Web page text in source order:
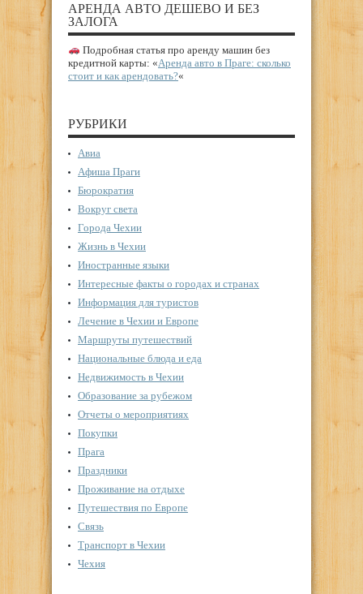
АРЕНДА АВТО ДЕШЕВО И БЕЗ
ЗАЛОГА
Подробная статья про аренду машин без
кредитной карты: «Аренда авто в Праге: сколько
стоит и как арендовать?«
РУБРИКИ
Авиа
Афиша Праги
Бюрократия
Вокруг света
Города Чехии
Жизнь в Чехии
Иностранные языки
Интересные факты о городах и странах
Информация для туристов
Лечение в Чехии и Европе
Маршруты путешествий
Национальные блюда и еда
Недвижимость в Чехии
Образование за рубежом
Отчеты о мероприятиях
Покупки
Прага
Праздники
Проживание на отдыхе
Путешествия по Европе
Связь
Транспорт в Чехии
Чехия